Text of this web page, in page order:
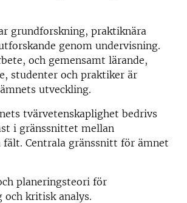
grundforskning, praktiknära
genom undervisning.
och gemensamt lärande,
studenter och praktiker är
utveckling.
tvärvetenskaplighet bedrivs
i gränssnittet mellan
fält. Centrala gränssnitt för ämnet
planeringsteori för
kritisk analys.